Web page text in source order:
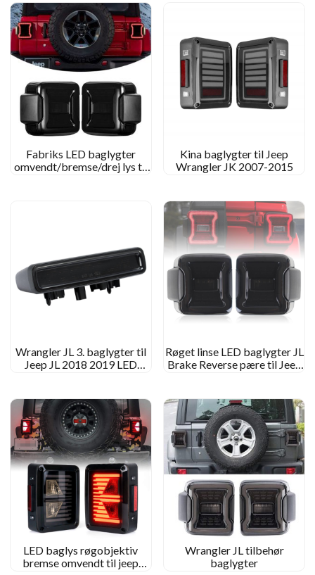
Fabriks LED baglygter
omvendt/bremse/drej lys til
Kina baglygter til Jeep
Wrangler JK 2007-2015
Wrangler JL 3. baglygter til
Jeep JL 2018 2019 LED
Røget linse LED baglygter JL
Brake Reverse pære til Jeep
LED baglys røgobjektiv
bremse omvendt til jeep
Wrangler JL tilbehør
baglygter